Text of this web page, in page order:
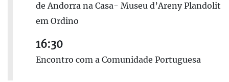
de Andorra na Casa- Museu d’Areny Plandolit
em Ordino
16:30
Encontro com a Comunidade Portuguesa